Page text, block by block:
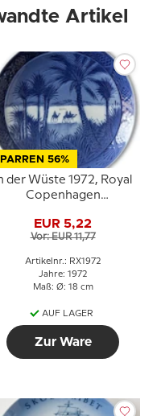
Artikel
56%
der Wüste 1972, Royal
Copenhagen
EUR 5,22
Vor: EUR 11,77
Artikelnr.: RX1972
Jahre: 1972
Maß: Ø: 18 cm
AUF LAGER
Zur Ware